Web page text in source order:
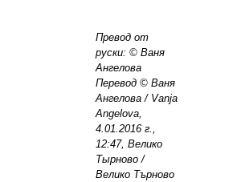
Превод от
руски: © Ваня
Ангелова
Перевод © Ваня
Ангелова / Vanja
Angelova,
4.01.2016 г.,
12:47, Велико
Тырново /
Велико Търново